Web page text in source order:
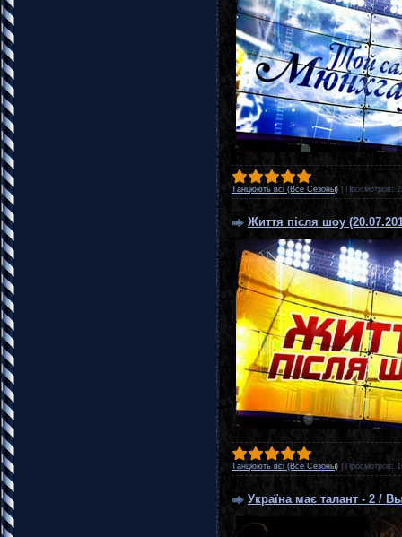
Танцюють всі (Все Сезоны) Просмотров:
Життя після шоу
Танцюють всі (Все Сезоны) Просмотров:
Україна має талант - 2 /